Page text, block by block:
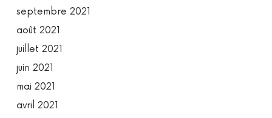
septembre 2021
août 2021
juillet 2021
juin 2021
mai 2021
avril 2021